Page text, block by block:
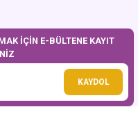
İÇİN E-BÜLTENE KAYIT
KAYDOL